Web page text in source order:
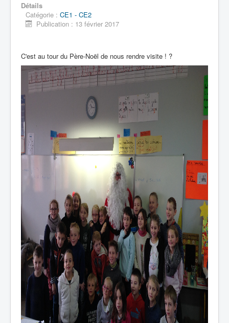
Détails
Catégorie : CE1 - CE2
Publication : 13 février 2017
C'est au tour du Père-Noël de nous rendre visite ! ?